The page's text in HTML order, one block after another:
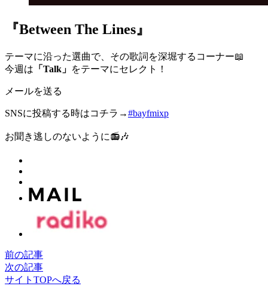
『Between The Lines』
テーマに沿った選曲で、その歌詞を深堀するコーナー📖
今週は 「Talk」 をテーマにセレクト！
メールを送る
SNSに投稿する時はコチラ→#bayfmixp
お聞き逃しのないように📻🎶
前の記事
次の記事
サイトTOPへ戻る